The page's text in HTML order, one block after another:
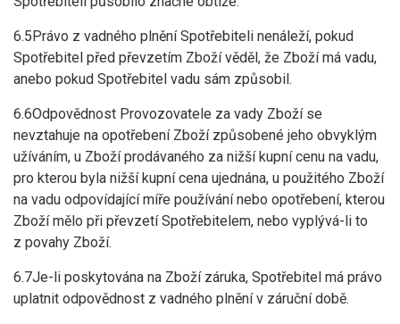
6.5Právo z vadného plnění Spotřebiteli nenáleží, pokud
Spotřebitel před převzetím Zboží věděl, že Zboží má vadu,
anebo pokud Spotřebitel vadu sám způsobil.
6.6Odpovědnost Provozovatele za vady Zboží se
nevztahuje na opotřebení Zboží způsobené jeho obvyklým
užíváním, u Zboží prodávaného za nižší kupní cenu na vadu,
pro kterou byla nižší kupní cena ujednána, u použitého Zboží
na vadu odpovídající míře používání nebo opotřebení, kterou
Zboží mělo při převzetí Spotřebitelem, nebo vyplývá-li to
z povahy Zboží.
6.7Je-li poskytována na Zboží záruka, Spotřebitel má právo
uplatnit odpovědnost z vadného plnění v záruční době.